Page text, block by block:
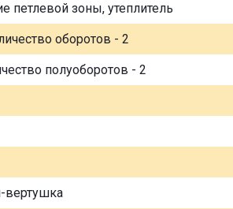
петлевой зоны, утеплитель
оборотов - 2
полуоборотов - 2
вертушка